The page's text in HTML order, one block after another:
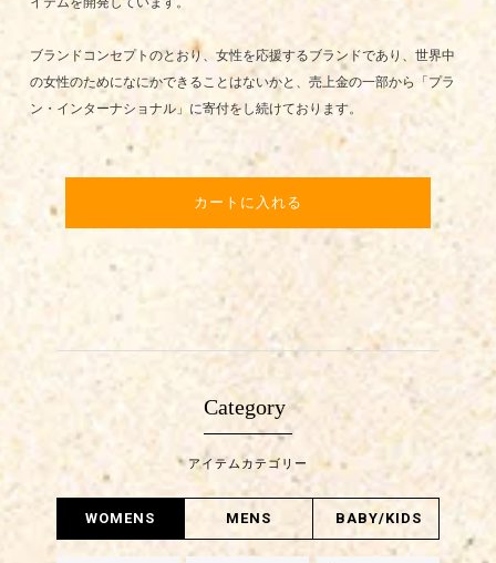
ブランドコンセプトのとおり、女性を応援するブランドであり、世界中
の女性のためになにかできることはないかと、売上金の一部から「プラ
ン・インターナショナル」に寄付をし続けております。
カートに入れる
Category
アイテムカテゴリー
WOMENS MENS BABY/KIDS